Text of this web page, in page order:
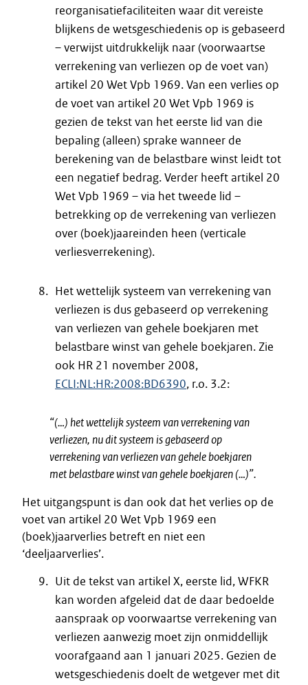
reorganisatiefaciliteiten waar dit vereiste
blijkens de wetsgeschiedenis op is gebaseerd
– verwijst uitdrukkelijk naar (voorwaartse
verrekening van verliezen op de voet van)
artikel 20 Wet Vpb 1969. Van een verlies op
de voet van artikel 20 Wet Vpb 1969 is
gezien de tekst van het eerste lid van die
bepaling (alleen) sprake wanneer de
berekening van de belastbare winst leidt tot
een negatief bedrag. Verder heeft artikel 20
Wet Vpb 1969 – via het tweede lid –
betrekking op de verrekening van verliezen
over (boek)jaareinden heen (verticale
verliesverrekening).
Het wettelijk systeem van verrekening van
verliezen is dus gebaseerd op verrekening
van verliezen van gehele boekjaren met
belastbare winst van gehele boekjaren. Zie
ook HR 21 november 2008,
ECLI:NL:HR:2008:BD6390, r.o. 3.2:
“(…) het wettelijk systeem van verrekening van
verliezen, nu dit systeem is gebaseerd op
verrekening van verliezen van gehele boekjaren
met belastbare winst van gehele boekjaren (…)”.
Het uitgangspunt is dan ook dat het verlies op de
voet van artikel 20 Wet Vpb 1969 een
(boek)jaarverlies betreft en niet een
‘deeljaarverlies’.
Uit de tekst van artikel X, eerste lid, WFKR
kan worden afgeleid dat de daar bedoelde
aanspraak op voorwaartse verrekening van
verliezen aanwezig moet zijn onmiddellijk
voorafgaand aan 1 januari 2025. Gezien de
wetsgeschiedenis doelt de wetgever met dit